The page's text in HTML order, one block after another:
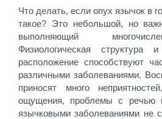
Что делать, если опух язычок в
такое? Это небольшой, но
выполняющий
Физиологическая структура
расположение способствуют
различными заболеваниями.
приносят много
ощущения, проблемы с речью
язычковыми заболеваниями не